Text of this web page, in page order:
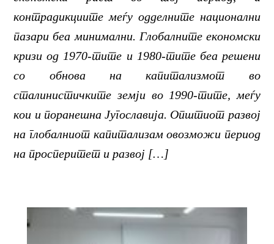
контрадикциите меѓу одделните национални
пазари беа минимални. Глобалните економски
кризи од 1970-тите и 1980-тите беа решени
со обнова на капитализмот во
сталинистичките земји во 1990-тите, меѓу
кои и поранешна Југославија. Општиот развој
на глобалниот капитализам овозможи период
на просперитет и развој […]